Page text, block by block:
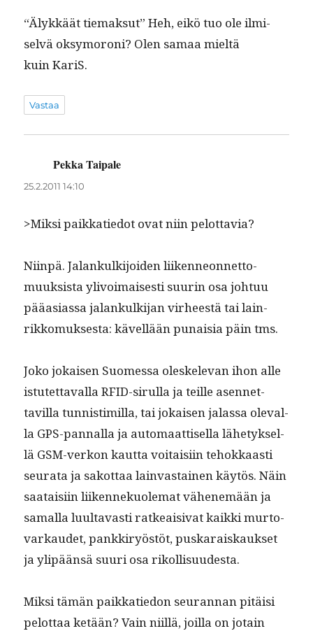
“Älykkäät tiemak­sut” Heh, eikö tuo ole ilmi­
selvä oksy­moroni? Olen samaa mieltä
kuin KariS.
Vastaa
Pekka Taipale
25.2.2011 14:10
>Mik­si paikkatiedot ovat niin pelottavia?
Niin­pä. Jalankulk­i­joiden liiken­neon­net­to­
muuk­sista ylivoimais­es­ti suurin osa johtuu
pääasi­as­sa jalankulk­i­jan virheestä tai lain­
rikko­muk­ses­ta: kävel­lään punaisia päin tms.
Joko jokaisen Suomes­sa oleskel­e­van ihon alle
istutet­taval­la RFID-sir­ul­la ja teille asen­net­
tavil­la tun­nis­timil­la, tai jokaisen jalas­sa ole­val­
la GPS-pan­nal­la ja automaat­tisel­la lähetyk­sel­
lä GSM-verkon kaut­ta voitaisi­in tehokkaasti
seu­ra­ta ja sakot­taa lain­vas­tainen käytös. Näin
saataisi­in liiken­nekuolemat vähen­emään ja
samal­la luul­tavasti ratkeaisi­vat kaik­ki mur­to­
varkaudet, pankkiryöstöt, puskaraiskauk­set
ja ylipään­sä suuri osa rikollisuudesta.
Mik­si tämän paikkatiedon seu­ran­nan pitäisi
pelot­taa ketään? Vain niil­lä, joil­la on jotain